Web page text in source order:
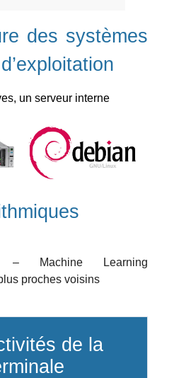
des systèmes
un serveur interne
s
– Machine Learning
proches voisins
de la